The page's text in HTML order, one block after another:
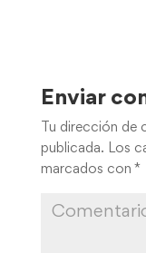
Enviar
Tu dirección de
publicada. Los
marcados con *